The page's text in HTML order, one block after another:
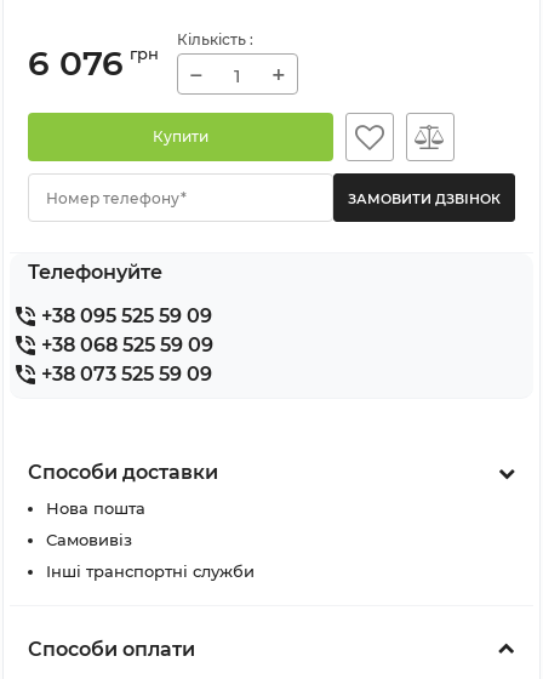
6 076 грн
Кількість :
− +
Купити
Номер телефону*
Телефонуйте
+38 095 525 59 09
+38 068 525 59 09
+38 073 525 59 09
Способи доставки
Нова пошта
Самовивіз
Інші транспортні служби
Способи оплати